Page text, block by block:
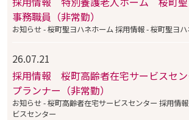
事務職員（非常勤）
お知らせ - 桜町聖ヨハネホーム 採用情報 - 桜町聖ヨ
26.07.21
採用情報 桜町高齢者在宅サービスセ
プランナー（非常勤）
お知らせ - 桜町高齢者在宅サービスセンター 採用情
ビスセンター